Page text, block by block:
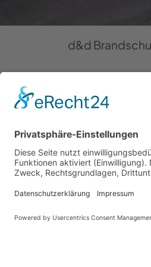
d&d
26.01.2026